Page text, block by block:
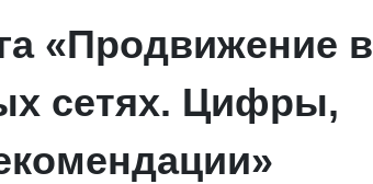
«Продвижение в
сетях. Цифры,